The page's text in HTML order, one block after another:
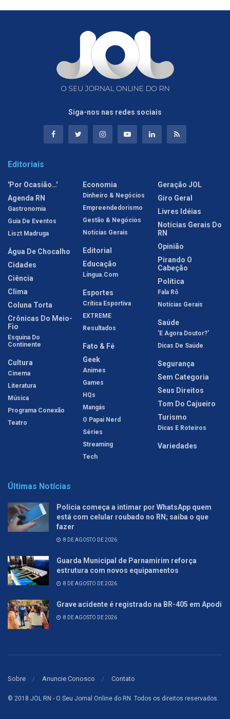
Siga-nos nas redes sociais
Editoriais
'Por Ocasião…'
Agenda RN
Gastronomia
Guia De Eventos
Liszt Madruga
Água De Chocalho
Cidades
Ciência
Clima
Coluna Torta
Crônicas Do Meio-
Fio
Esquina Do
Continente
Cultura
Cinema
Literatura
Música
Programa Conexão
Teatro
Economia
Dinheiro & Negócios
Empreendedorismo
Gestão & Negócios
Notícias Gerais
Editorial
Educação
Língua.com
Esportes
Crítica Esportiva
EXTREME
Resultados
Fato & Fé
Geek
Animes
Games
HQs
Mangás
O Papai Nerd
Séries
Streaming
Tech
Geração JOL
Giro Geral
Livres Idéias
Notícias Gerais Do
RN
Opinião
Pirando O
Cabeção
Política
Fala Rô
Notícias Gerais
Saúde
'E Agora Doutor?'
Dicas De Saúde
Segurança
Sem Categoria
Seus Direitos
Tom Do Cajueiro
Turismo
Dicas E Roteiros
Variedades
Últimas Notícias
Polícia começa a intimar por WhatsApp quem
está com celular roubado no RN; saiba o que
fazer
8 DE AGOSTO DE 2026
Guarda Municipal de Parnamirim reforça
estrutura com novos equipamentos
8 DE AGOSTO DE 2026
Grave acidente é registrado na BR-405 em Apodi
8 DE AGOSTO DE 2026
Sobre Anuncie Conosco Contato
© 2018 JOL RN - O Seu Jornal Online do RN. Todos os direitos reservados.